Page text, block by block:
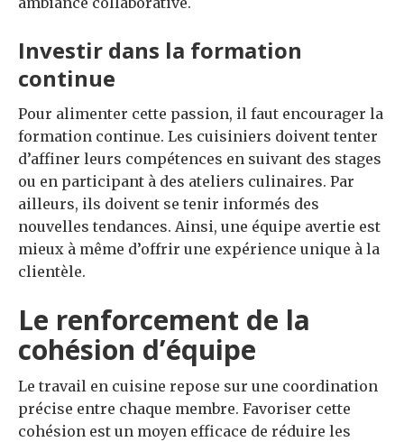
Investir dans la formation
continue
Pour alimenter cette passion, il faut encourager la
formation continue. Les cuisiniers doivent tenter
d’affiner leurs compétences en suivant des stages
ou en participant à des ateliers culinaires. Par
ailleurs, ils doivent se tenir informés des
nouvelles tendances. Ainsi, une équipe avertie est
mieux à même d’offrir une expérience unique à la
clientèle.
Le renforcement de la
cohésion d’équipe
Le travail en cuisine repose sur une coordination
précise entre chaque membre. Favoriser cette
cohésion est un moyen efficace de réduire les